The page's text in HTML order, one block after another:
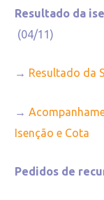
Resultado da
(04/11)
→ Resultado da
→
Isenção e Cota
Pedidos de